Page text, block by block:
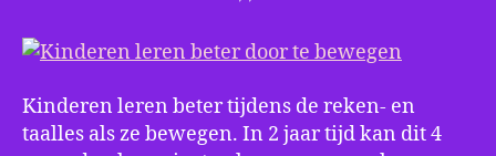
Kinderen leren beter tijdens de reken- en
taalles als ze bewegen. In 2 jaar tijd kan dit 4